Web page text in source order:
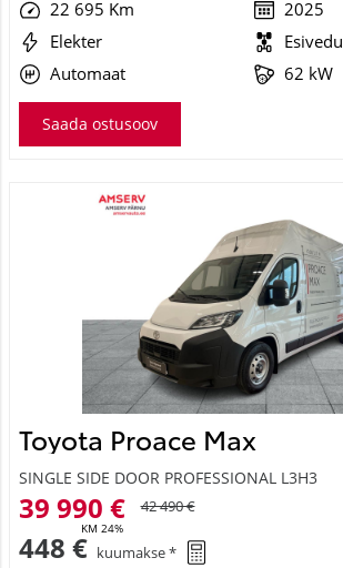
22 695 Km
2025
Elekter
Esivedu
Automaat
62 kW
Saada ostusoov
Toyota Proace Max
SINGLE SIDE DOOR PROFESSIONAL L3H3
39 990 €
KM 24%
42 490 €
448 € kuumakse *